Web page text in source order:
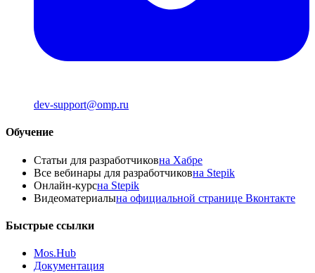
dev-support@omp.ru
Обучение
Статьи для разработчиковна Хабре
Все вебинары для разработчиковна Stepik
Онлайн-курсна Stepik
Видеоматериалына официальной странице Вконтакте
Быстрые ссылки
Mos.Hub
Документация